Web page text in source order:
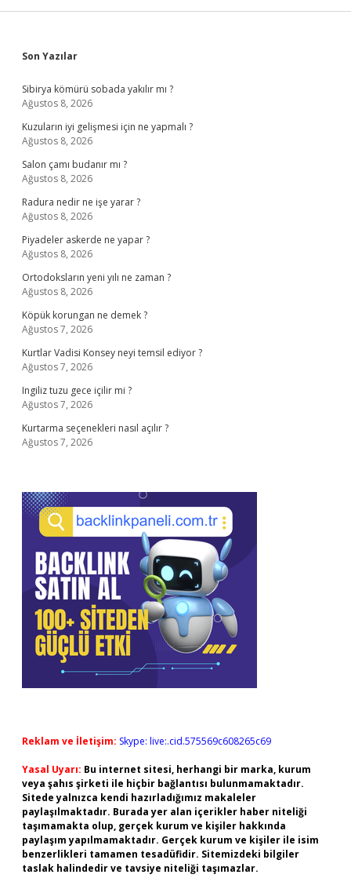
Sidebar
Son Yazılar
Sibirya kömürü sobada yakılır mı ?
Ağustos 8, 2026
Kuzuların iyi gelişmesi için ne yapmalı ?
Ağustos 8, 2026
Salon çamı budanır mı ?
Ağustos 8, 2026
Radura nedir ne işe yarar ?
Ağustos 8, 2026
Piyadeler askerde ne yapar ?
Ağustos 8, 2026
Ortodoksların yeni yılı ne zaman ?
Ağustos 8, 2026
Köpük korungan ne demek ?
Ağustos 7, 2026
Kurtlar Vadisi Konsey neyi temsil ediyor ?
Ağustos 7, 2026
Ingiliz tuzu gece içilir mi ?
Ağustos 7, 2026
Kurtarma seçenekleri nasıl açılır ?
Ağustos 7, 2026
Reklam ve İletişim: Skype: live:.cid.575569c608265c69
Yasal Uyarı: Bu internet sitesi, herhangi bir marka, kurum
veya şahıs şirketi ile hiçbir bağlantısı bulunmamaktadır.
Sitede yalnızca kendi hazırladığımız makaleler
paylaşılmaktadır. Burada yer alan içerikler haber niteliği
taşımamakta olup, gerçek kurum ve kişiler hakkında
paylaşım yapılmamaktadır. Gerçek kurum ve kişiler ile isim
benzerlikleri tamamen tesadüfidir. Sitemizdeki bilgiler
taslak halindedir ve tavsiye niteliği taşımazlar.